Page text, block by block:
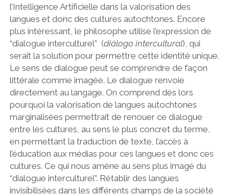
l’Intelligence Artificielle dans la valorisation des
langues et donc des cultures autochtones. Encore
plus intéressant, le philosophe utilise l’expression de
“dialogue interculturel” (diálogo intercultural), qui
serait la solution pour permettre cette identité unique.
Le sens de dialogue peut se comprendre de façon
littérale comme imagée. Le dialogue renvoie
directement au langage. On comprend dès lors
pourquoi la valorisation de langues autochtones
marginalisées permettrait de renouer ce dialogue
entre les cultures, au sens le plus concret du terme,
en permettant la traduction de texte, l’accès à
l’éducation aux médias pour ces langues et donc ces
cultures. Ce qui nous amène au sens plus imagé du
“dialogue interculturel”. Rétablir des langues
invisibilisées dans les différents champs de la société